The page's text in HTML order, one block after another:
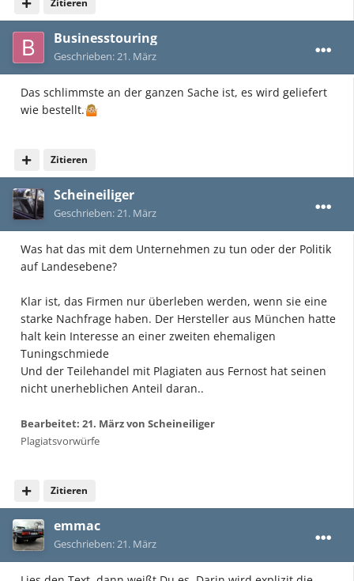
Businesstouring
Geschrieben: 21. März
Das schlimmste an der ganzen Sache ist, es wird geliefert
wie bestellt.🤷🏼
Zitieren
Scheineiliger
Geschrieben: 21. März
Was hat das mit dem Unternehmen zu tun oder der Politik
auf Landesebene?
Klar ist, das Firmen nur überleben werden, wenn sie eine
starke Nachfrage haben. Der Hersteller aus München hatte
halt kein Interesse an einer zweiten ehemaligen
Tuningschmiede
Und der Teilehandel mit Plagiaten aus Fernost hat seinen
nicht unerheblichen Anteil daran..
Bearbeitet: 21. Märzvon Scheineiliger
Plagiatsvorwürfe
Zitieren
emmac
Geschrieben: 21. März